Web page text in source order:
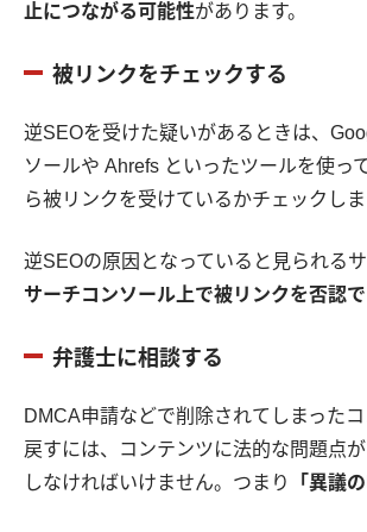
止につながる可能性があります。
被リンクをチェックする
逆SEOを受けた疑いがあるときは、
ソールや Ahrefs といったツールを使っ
ら被リンクを受けているかチェックしま
逆SEOの原因となっていると見られるサ
サーチコンソール上で被リンクを否認で
弁護士に相談する
DMCA申請などで削除されてしまった
戻すには、コンテンツに法的な問題点
しなければいけません。つまり
「異議